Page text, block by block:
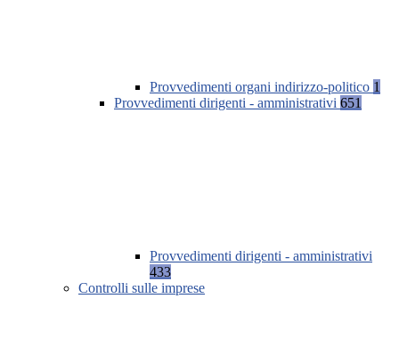
Provvedimenti organi indirizzo-politico 1
Provvedimenti dirigenti - amministrativi 651
Provvedimenti dirigenti - amministrativi
433
Controlli sulle imprese